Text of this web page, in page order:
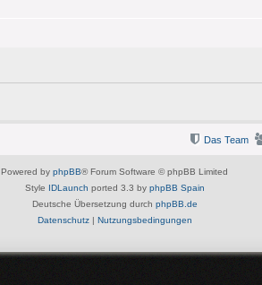
Das Team
Powered by phpBB® Forum Software © phpBB Limited
Style IDLaunch ported 3.3 by phpBB Spain
Deutsche Übersetzung durch phpBB.de
Datenschutz| Nutzungsbedingungen